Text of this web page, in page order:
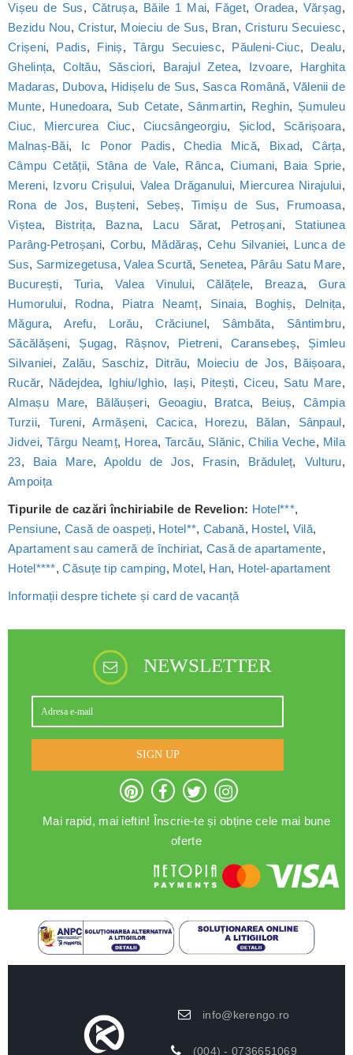
Vișeu de Sus, Cătrușa, Băile 1 Mai, Făget, Oradea, Vărșag,
Bezidu Nou,Cristur, Moieciu de Sus, Bran, Cristuru Secuiesc,
Crișeni, Padis, Finiș,Târgu Secuiesc, Păuleni-Ciuc, Dealu,
Ghelința,Coltău, Săsciori, Barajul Zetea, Izvoare, Harghita
Madaras, Dubova, Hidișelu de Sus, Sasca Română, Vălenii de
Munte, Hunedoara, Sub Cetate, Sânmartin, Reghin, Șumuleu
Ciuc, Miercurea Ciuc, Ciucsângeorgiu, Șiclod, Scărișoara,
Malnaș-Băi, Ic Ponor Padis,Chedia Mică, Bixad,Cârța,
Câmpu Cetății, Stâna de Vale, Rânca,Ciumani, Baia Sprie,
Mereni, Izvoru Crișului, Valea Drăganului, Miercurea Nirajului,
Rona de Jos, Bușteni, Sebeș, Timișu de Sus, Frumoasa,
Viștea, Bistrița, Bazna, Lacu Sărat, Petroșani, Statiunea
Parâng-Petroșani, Corbu, Mădăraș, Cehu Silvaniei, Lunca de
Sus, Sarmizegetusa,Valea Scurtă, Senetea, Pârâu Satu Mare,
București, Turia, Valea Vinului, Călățele, Breaza, Gura
Humorului, Rodna, Piatra Neamț, Sinaia, Boghiș, Delnița,
Măgura,Arefu, Lorău,Crăciunel, Sâmbăta, Sântimbru,
Săcălășeni, Șugag, Râșnov, Pietreni, Caransebeș, Șimleu
Silvaniei,Zalău, Saschiz, Ditrău, Moieciu de Jos, Băișoara,
Rucăr, Nădejdea, Ighiu/Ighìo, Iași, Pitești,Ciceu, Satu Mare,
Almașu Mare, Bălăușeri, Geoagiu, Bratca, Beiuș,Câmpia
Turzii, Tureni,Armășeni, Cacica, Horezu, Bălan, Sânpaul,
Jidvei,Târgu Neamț, Horea,Tarcău, Slănic,Chilia Veche, Mila
23, Baia Mare,Apoldu de Jos, Frasin, Brăduleț, Vulturu,
Ampoița
Tipurile de cazări închiriabile de Revelion: Hotel***,
Pensiune,Casă de oaspeți, Hotel**, Cabană, Hostel, Vilă,
Apartament sau cameră de închiriat, Casă de apartamente,
Hotel****,Căsuțe tip camping, Motel, Han, Hotel-apartament
Informații despre tichete și card de vacanță
NEWSLETTER
SIGN UP
Mai rapid, mai ieftin! Înscrie-te și obține cele mai bune
oferte
info@kerengo.ro
(004) - 0736651069